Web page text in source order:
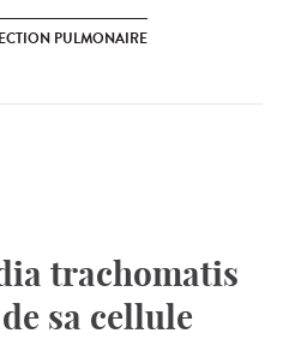
PULMONAIRE
trachomatis
sa cellule